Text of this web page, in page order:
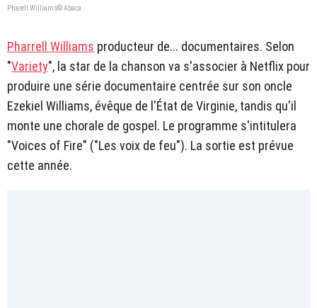
Pharell Williams© Abaca
Pharrell Williams producteur de... documentaires. Selon
"Variety", la star de la chanson va s'associer à Netflix pour
produire une série documentaire centrée sur son oncle
Ezekiel Williams, évêque de l'État de Virginie, tandis qu'il
monte une chorale de gospel. Le programme s'intitulera
"Voices of Fire" ("Les voix de feu"). La sortie est prévue
cette année.